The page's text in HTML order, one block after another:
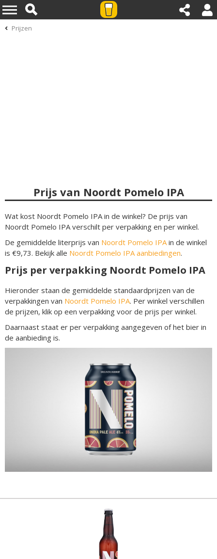
Prijzen
Prijs van Noordt Pomelo IPA
Wat kost Noordt Pomelo IPA in de winkel? De prijs van
Noordt Pomelo IPA verschilt per verpakking en per winkel.
De gemiddelde literprijs van Noordt Pomelo IPAin de winkel
is €9,73. Bekijk alle Noordt Pomelo IPA aanbiedingen.
Prijs per verpakking Noordt Pomelo IPA
Hieronder staan de gemiddelde standaardprijzen van de
verpakkingen van Noordt Pomelo IPA. Per winkel verschillen
de prijzen, klik op een verpakking voor de prijs per winkel.
Daarnaast staat er per verpakking aangegeven of het bier in
de aanbieding is.